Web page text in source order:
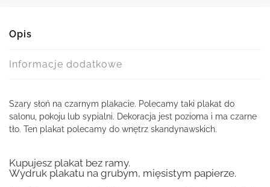
Opis
Informacje dodatkowe
Szary słoń na czarnym plakacie. Polecamy taki plakat do
salonu, pokoju lub sypialni. Dekoracja jest pozioma i ma czarne
tło. Ten plakat polecamy do wnętrz skandynawskich.
Kupujesz plakat bez ramy.
Wydruk plakatu na grubym, mięsistym papierze.